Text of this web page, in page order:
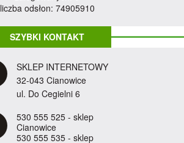
liczba odsłon: 74905910
SZYBKI KONTAKT
SKLEP INTERNETOWY
32-043 Cianowice
ul. Do Cegielni 6
530 555 525 - sklep
Cianowice
530 555 535 - sklep